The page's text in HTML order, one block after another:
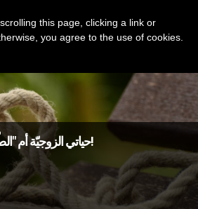
حياتي الزوجيّة أم "الطّلاق"! بالعربي المشبرح!
this page, clicking a link or
you agree to the use of cookies.